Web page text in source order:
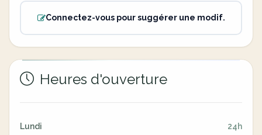
Connectez-vous pour suggérer une modif.
Heures d'ouverture
Lundi 24h